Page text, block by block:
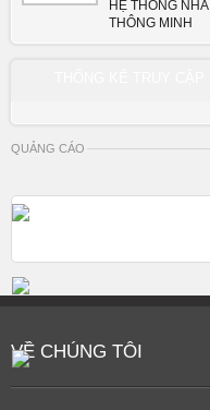
HỆ THỐNG NHÀ
THÔNG MINH
QUẢNG CÁO
VỀ CHÚNG TÔI